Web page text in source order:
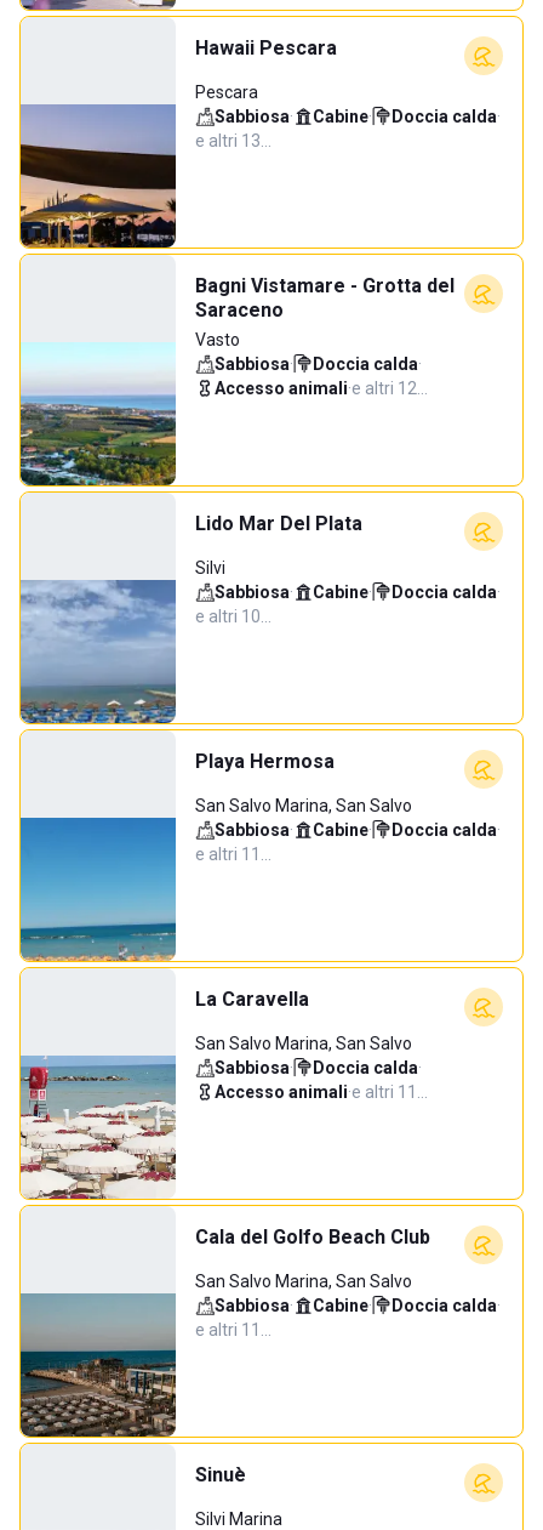
Hawaii Pescara
Pescara
Sabbiosa· Cabine· Doccia calda·
e altri 13…
Bagni Vistamare - Grotta del
Saraceno
Vasto
Sabbiosa· Doccia calda·
Accesso animali·e altri 12…
Lido Mar Del Plata
Silvi
Sabbiosa· Cabine· Doccia calda·
e altri 10…
Playa Hermosa
San Salvo Marina, San Salvo
Sabbiosa· Cabine· Doccia calda·
e altri 11…
La Caravella
San Salvo Marina, San Salvo
Sabbiosa· Doccia calda·
Accesso animali·e altri 11…
Cala del Golfo Beach Club
San Salvo Marina, San Salvo
Sabbiosa· Cabine· Doccia calda·
e altri 11…
Sinuè
Silvi Marina